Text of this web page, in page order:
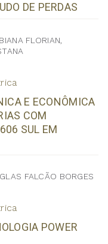
DE PERDAS
FLORIAN,
E ECONÔMICA
COM
SUL EM
FALCÃO BORGES
POWER